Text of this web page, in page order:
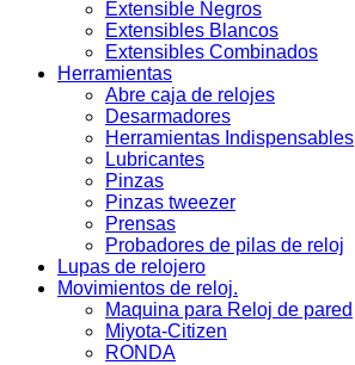
Extensible Negros
Extensibles Blancos
Extensibles Combinados
Herramientas
Abre caja de relojes
Desarmadores
Herramientas Indispensables
Lubricantes
Pinzas
Pinzas tweezer
Prensas
Probadores de pilas de reloj
Lupas de relojero
Movimientos de reloj.
Maquina para Reloj de pared
Miyota-Citizen
RONDA